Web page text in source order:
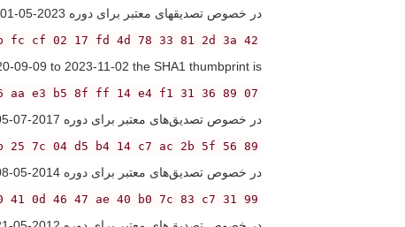
در خصوص تصدیقهای معتبر برای دوره 2023-05-01 تا 2026-07-28، چاپ انگشت SHA1 عبارت است از:
fc cf 02 17 fd 4d 78 33 81 2d 3a 42
09-09 to 2023-11-02 the SHA1 thumbprint is:
07 89 b3 5f d5 c2 ef 81 42 e6 aa e3 b5 8f ff 14 e4 f1 31 36
در خصوص تصدیق‌های معتبر برای دوره 2017-07-05 تا 2020-10-03، چاپ انگشت SHA1 عبارت است از:
89 fd cd 09 65 f4 dd 89 2b 25 7c 04 d5 b4 14 c7 ac 2b 5f 56
در خصوص تصدیق‌های معتبر برای دوره 2014-05-08 تا 2017-09-06، چاپ انگشت SHA1 عبارت است از:
41 0d 46 47 ae 40 b0 7c 83 c7 31 99